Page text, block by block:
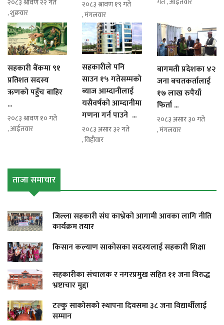
२०८३ श्रावण २२ गते
, शुक्रवार
२०८३ श्रावण १९ गते
, मंगलवार
सहकारी बैंकमा ९१
प्रतिशत सदस्य
ऋणको पहुँच बाहिर
...
२०८३ श्रावण १० गते
, आईतवार
सहकारीले पनि
साउन १५ गतेसम्मको
ब्याज आम्दानीलाई
यसैवर्षको आम्दानीमा
गणना गर्न पाउने ...
२०८३ असार ३२ गते
, विहीवार
बागमती प्रदेशका ४२
जना बचतकर्तालाई
१७ लाख रुपैयाँ
फिर्ता ...
२०८३ असार ३० गते
, मंगलवार
ताजा समाचार
जिल्ला सहकारी संघ काभ्रेको आगामी आवका लागि नीति
कार्यक्रम तयार
किसान कल्याण साकोसका सदस्यलाई सहकारी शिक्षा
सहकारीका संचालक र नगरप्रमुख सहित ११ जना विरुद्ध
भ्रष्टाचार मुद्दा
टल्कु साकोसको स्थापना दिवसमा ३८ जना विद्यार्थीलाई
सम्मान